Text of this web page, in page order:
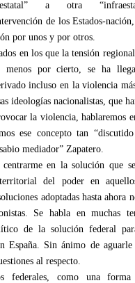
a otra
de los Estados-
por unos y por otros.
en los que la tensión
menos por cierto, se ha
incluso en la violencia
ideologías nacionalistas, que
la violencia, hablaremos
ese concepto tan
mediador” Zapatero.
en la solución que
del poder en
adoptadas hasta ahora
Se habla en muchas
de la solución federal
España. Sin ánimo de
al respecto.
federales, como una